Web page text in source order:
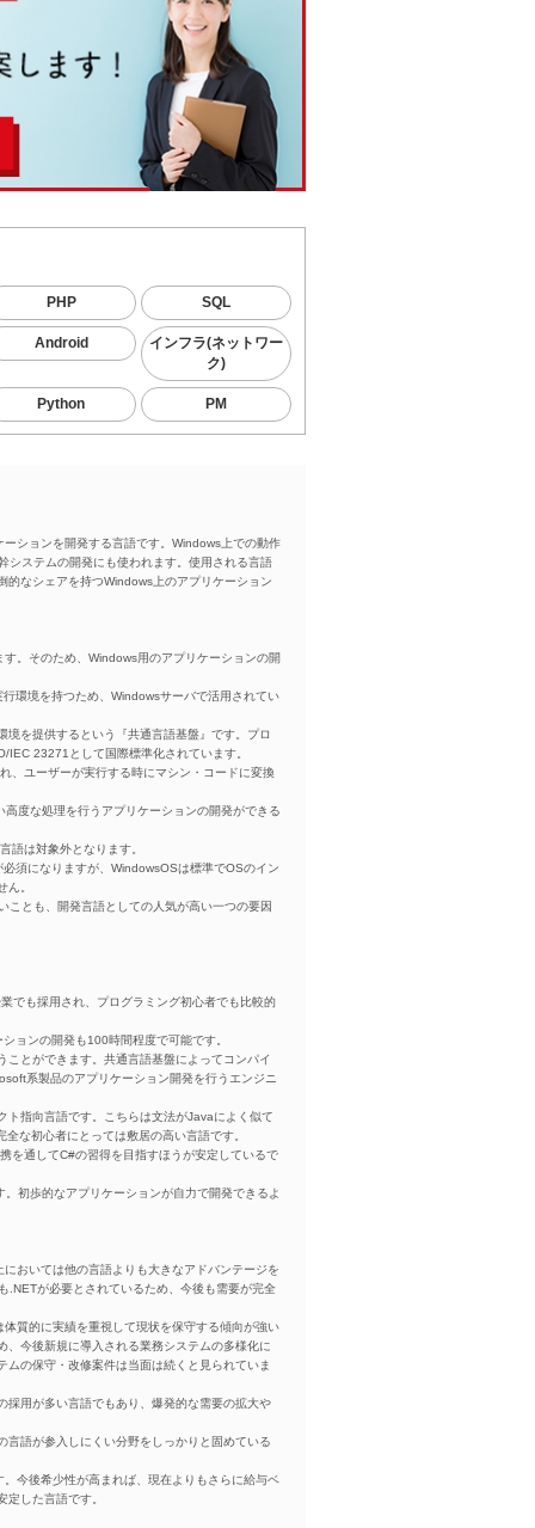
PHP SQL
Android
インフラ(ネットワー
ク)
Python PM
ションを開発する言語です。Windows上での動作
システムの開発にも使われます。使用される言語
なシェアを持つWindows上のアプリケーション
。そのため、Windows用のアプリケーションの開
環境を持つため、Windowsサーバで活用されてい
を提供するという『共通言語基盤』です。プロ
23271として国際標準化されています。
、ユーザーが実行する時にマシン・コードに変換
度な処理を行うアプリケーションの開発ができる
語は対象外となります。
須になりますが、WindowsOSは標準でOSのイン
ん。
ことも、開発言語としての人気が高い一つの要因
でも採用され、プログラミング初心者でも比較的
ョンの開発も100時間程度で可能です。
とができます。共通言語基盤によってコンパイ
系製品のアプリケーション開発を行うエンジニ
指向言語です。こちらは文法がJavaによく似て
な初心者にとっては敷居の高い言語です。
を通してC#の習得を目指すほうが安定しているで
初歩的なアプリケーションが自力で開発できるよ
おいては他の言語よりも大きなアドバンテージを
.NETが必要とされているため、今後も需要が完全
質的に実績を重視して現状を保守する傾向が強い
今後新規に導入される業務システムの多様化に
の保守・改修案件は当面は続くと見られていま
採用が多い言語でもあり、爆発的な需要の拡大や
語が参入しにくい分野をしっかりと固めている
今後希少性が高まれば、現在よりもさらに給与ベ
した言語です。